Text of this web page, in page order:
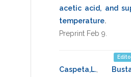
acetic acid, and
temperature.
Preprint Feb 9
Caspeta,L.